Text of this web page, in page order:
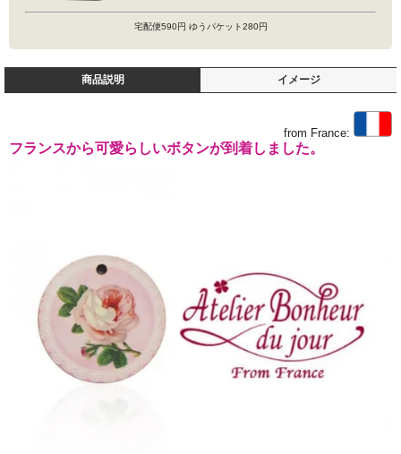
宅配便590円 ゆうパケット280円
商品説明 イメージ
from France:
フランスから可愛らしいボタンが到着しました。